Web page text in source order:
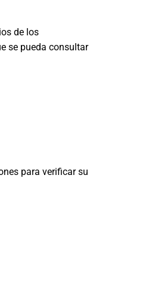
de los
se pueda consultar
para verificar su